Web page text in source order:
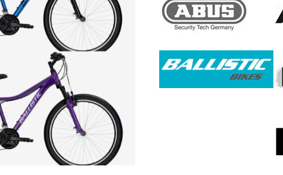
ROAD CARBON
CYCLOCROSS
FOLDING
FAT BIKES
TRICYCLE